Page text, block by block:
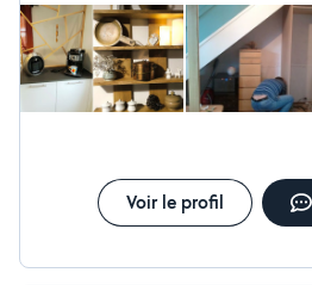
Voir le profil